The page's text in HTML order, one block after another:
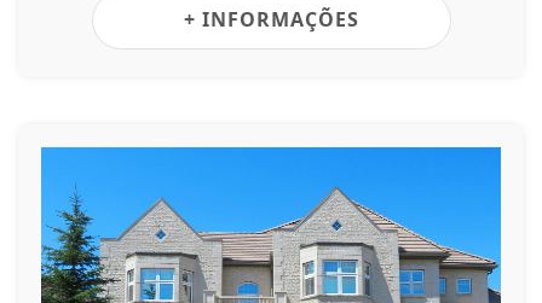
+ INFORMAÇÕES